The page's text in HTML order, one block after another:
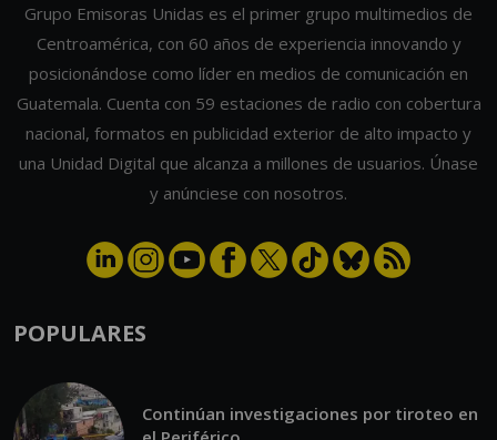
Grupo Emisoras Unidas es el primer grupo multimedios de
Centroamérica, con 60 años de experiencia innovando y
posicionándose como líder en medios de comunicación en
Guatemala. Cuenta con 59 estaciones de radio con cobertura
nacional, formatos en publicidad exterior de alto impacto y
una Unidad Digital que alcanza a millones de usuarios. Únase
y anúnciese con nosotros.
POPULARES
Continúan investigaciones por tiroteo en